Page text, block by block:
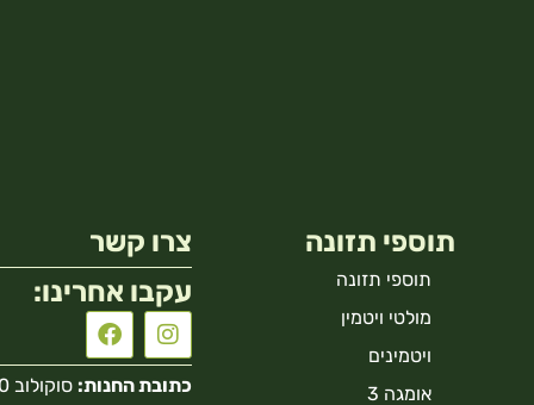
תוספי תזונה
תוספי תזונה
מולטי ויטמין
ויטמינים
אומגה 3
צרו קשר
עקבו אחרינו:
כתובת החנות: סוקולוב 40 הרצליה,